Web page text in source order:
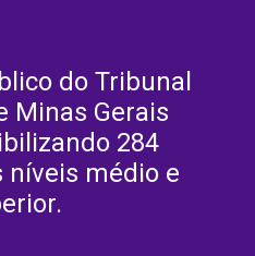
do Tribunal
Minas Gerais
284
níveis médio e